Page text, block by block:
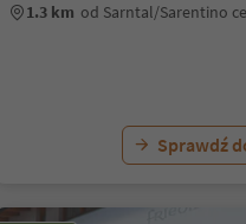
1.3 km od Sarntal/Sarentino
Sprawdź